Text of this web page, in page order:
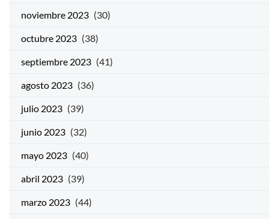
noviembre 2023 (30)
octubre 2023 (38)
septiembre 2023 (41)
agosto 2023 (36)
julio 2023 (39)
junio 2023 (32)
mayo 2023 (40)
abril 2023 (39)
marzo 2023 (44)